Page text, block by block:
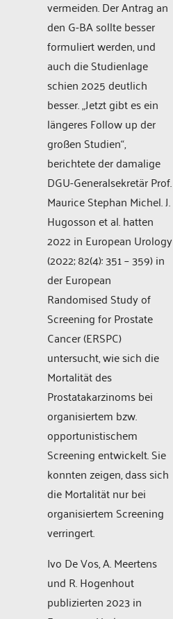
vermeiden. Der Antrag an
den G-BA sollte besser
formuliert werden, und
auch die Studienlage
schien 2025 deutlich
besser. „Jetzt gibt es ein
längeres Follow up der
großen Studien“,
berichtete der damalige
DGU-Generalsekretär Prof.
Maurice Stephan Michel. J.
Hugosson et al. hatten
2022 in European Urology
(2022; 82(4): 351 – 359) in
der European
Randomised Study of
Screening for Prostate
Cancer (ERSPC)
untersucht, wie sich die
Mortalität des
Prostatakarzinoms bei
organisiertem bzw.
opportunistischem
Screening entwickelt. Sie
konnten zeigen, dass sich
die Mortalität nur bei
organisiertem Screening
verringert.
Ivo De Vos, A. Meertens
und R. Hogenhout
publizierten 2023 in